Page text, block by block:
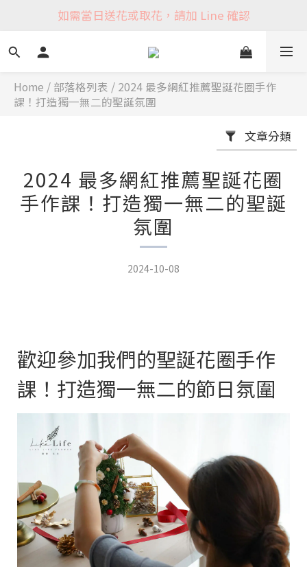
如需當日送花或取花，請加 Line 確認
Home / 部落格列表 / 2024 最多網紅推薦聖誕花圈手作
課！打造獨一無二的聖誕氛圍
文章分類
2024 最多網紅推薦聖誕花圈
手作課！打造獨一無二的聖誕
氛圍
2024-10-08
歡迎參加我們的聖誕花圈手作
課！打造獨一無二的節日氛圍